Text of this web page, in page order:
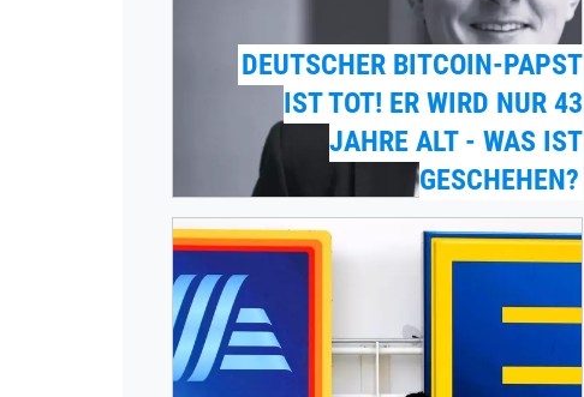
DEUTSCHER BITCOIN-PAPST
IST TOT! ER WIRD NUR 43
JAHRE ALT - WAS IST
GESCHEHEN?